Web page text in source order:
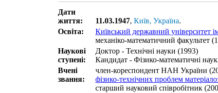
Дати
життя:
11.03.1947, Київ, Україна.
Освіта:
Київський державний університет
механіко-математичний факультет
Наукові
ступені:
Доктор - Технічні науки (1993)
Кандидат - Фізико-математичні
Вчені
звання:
член-кореспондент НАН України
фізико-технічних проблем
старший науковий співробітник